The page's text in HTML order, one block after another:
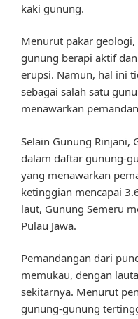
kaki gunung.
Menurut pakar
gunung berapi aktif
erupsi. Namun, hal ini
sebagai salah satu
menawarkan
Selain Gunung Rinjani,
dalam daftar gunung-
yang menawarkan
ketinggian mencapai
laut, Gunung Semeru
Pulau Jawa.
Pemandangan dari
memukau, dengan
sekitarnya. Menurut
gunung-gunung